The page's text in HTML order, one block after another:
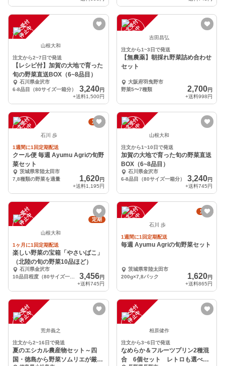
注
文
受
付
停
止
中
山根大和
注文から2~7日で発送
【レシピ付】加賀の大地で育った
旬の野菜直送BOX（6~8品目）
石川県金沢市
6-8品目（80サイズ一箱分）
3,240円
+送料1,500円
注
文
受
付
停
止
中 吉田昌弘
注文から1~3日で発送
【無農薬】朝採れ野菜詰め合わせ
セット
大阪府羽曳野市
野菜5〜7種類
2,700円
+送料998円
注
文
受
付
停
止
中
定期
石川 歩
1週間に1回定期配送
クール便 毎週 Ayumu Agriの旬野
菜セット
茨城県常陸太田市
7,8種類の野菜を適量
1,620円
+送料1,195円
注
文
受
付
停
止
中 山根大和
注文から1~10日で発送
加賀の大地で育った旬の野菜直送
BOX（6~8品目）
石川県金沢市
6-8品目（80サイズ一箱分）
3,240円
+送料745円
注
文
受
付
停
止
中 定期
山根大和
1ヶ月に1回定期配送
楽しい野菜の宝箱「やさいばこ」
（北陸の旬の野菜10品ほど）
石川県金沢市
3,456円
+送料745円
注
文
受
付
停
止
中
定期
石川 歩
1週間に1回定期配送
毎週 Ayumu Agriの旬野菜セット
茨城県常陸太田市
200g×7,8パック
1,620円
+送料865円
注
文
受
付
停
止
中
荒井義之
注文から2~16日で発送
夏のエシカル農産物セット～四
国・徳島から野菜ソムリエが厳選
注
文
受
付
停
止
中
相原健作
注文から3~6日で発送
なめらか＆フルーツプリン2種混
合 6個セット レトロも選べま